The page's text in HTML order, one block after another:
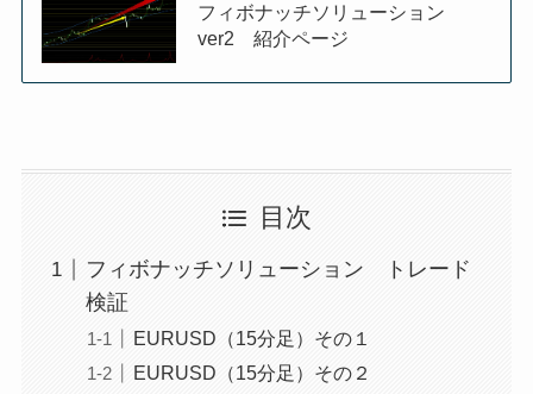
フィボナッチソリューション
ver2 紹介ページ
目次
フィボナッチソリューション トレード
検証
EURUSD（15分足）その１
EURUSD（15分足）その２